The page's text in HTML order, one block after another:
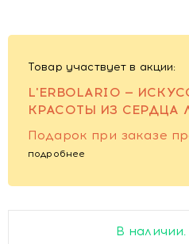
Товар участвует в акции:
L'ERBOLARIO —
КРАСОТЫ ИЗ СЕРДЦА
Подарок при заказе
подробнее
В наличии.